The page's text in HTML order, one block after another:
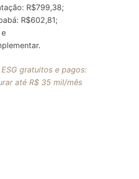
R$799,38;
R$602,81;
gratuitos e pagos:
até R$ 35 mil/mês